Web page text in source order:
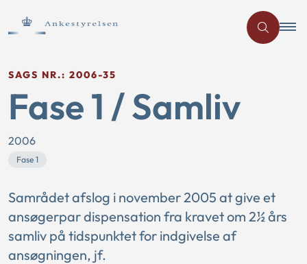
SAGS NR.: 2006-35
Fase 1 / Samliv
2006
Fase 1
Samrådet afslog i november 2005 at give et
ansøgerpar dispensation fra kravet om 2½ års
samliv på tidspunktet for indgivelse af
ansøgningen, jf.